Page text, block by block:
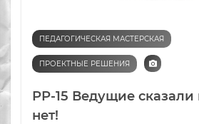
ПЕДАГОГИЧЕСКАЯ МАСТЕРСКАЯ
ПРОЕКТНЫЕ РЕШЕНИЯ
РР-15 Ведущие
нет!